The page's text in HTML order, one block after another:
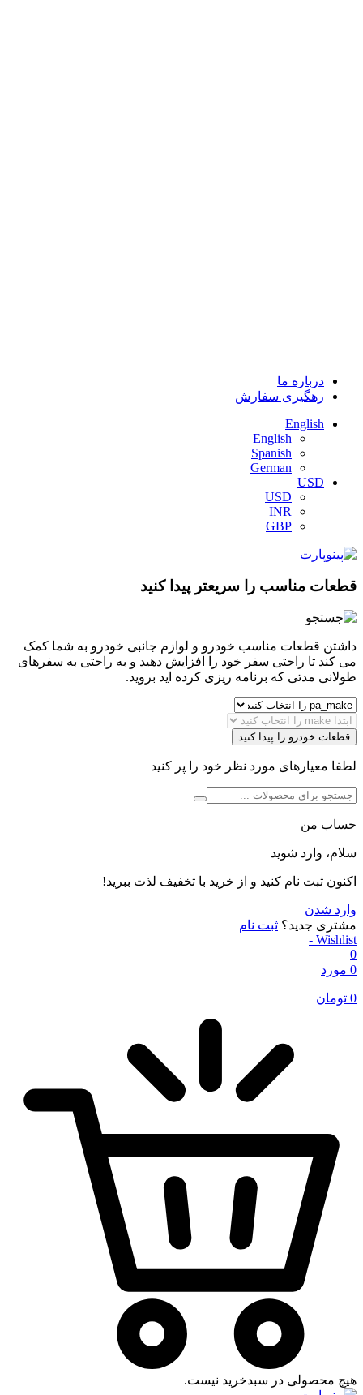
درباره ما
رهگیری سفارش
English
English
Spanish
German
USD
USD
INR
GBP
قطعات مناسب را سریعتر پیدا کنید
داشتن قطعات مناسب خودرو و لوازم جانبی خودرو به شما کمک
می کند تا راحتی سفر خود را افزایش دهید و به راحتی به سفرهای
طولانی مدتی که برنامه ریزی کرده اید بروید.
قطعات خودرو را پیدا کنید
لطفا معیارهای مورد نظر خود را پر کنید
حساب من
سلام، وارد شوید
اکنون ثبت نام کنید و از خرید با تخفیف لذت ببرید!
وارد شدن
مشتری جدید؟ ثبت نام
Wishlist -
0
0 مورد
0 تومان
هیچ محصولی در سبدخرید نیست.